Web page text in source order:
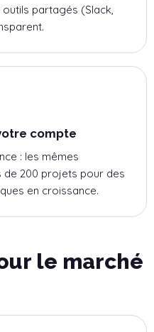
partagés (Slack,
compte
: les mêmes
de 200 projets pour des
en croissance.
le marché